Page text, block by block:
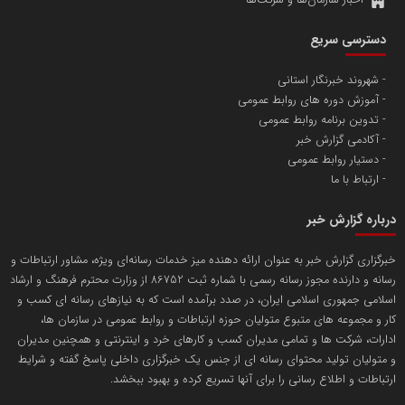
پایگاه اطلاع رسانی اعتلای نهادهای مردمی
پایگاه اطلاع رسانی دریا و نفت
تامین آهن اسفنجی تولیدکنندگان فولاد در کشور
تریبون
انتشار گسترده محتوا در رسانه گزارش خبر
مسعودصادقی
محمدعلی کرمعلی
دسترسی سریع
شهروند خبرنگار استانی
آموزش دوره های روابط عمومی
تدوین برنامه روابط عمومی
آکادمی گزارش خبر
دستیار روابط عمومی
ارتباط با ما
درباره گزارش خبر
خبرگزاری گزارش خبر به عنوان ارائه دهنده میز خدمات رسانه‌ای ویژه، مشاور ارتباطات و
رسانه و دارنده مجوز رسانه رسمی با شماره ثبت 86752 از وزارت محترم فرهنگ و ارشاد
اسلامی جمهوری اسلامی ایران، در صدد برآمده است که به نیازهای رسانه ای کسب و
کار و مجموعه های متبوع متولیان حوزه ارتباطات و روابط عمومی در سازمان ها،
ادارات، شرکت ها و تمامی مدیران کسب و کارهای خرد و اینترنتی و همچنین مدیران
و متولیان تولید محتوای رسانه ای از جنس یک خبرگزاری داخلی پاسخ گفته و شرایط
ارتباطات و اطلاع رسانی را برای آنها تسریع کرده و بهبود ببخشد.